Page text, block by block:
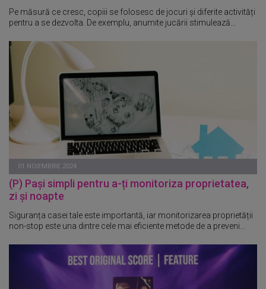
Pe măsură ce cresc, copiii se folosesc de jocuri și diferite activități
pentru a se dezvolta. De exemplu, anumite jucării stimulează...
01 NOIEMBRIE 2024
(P) Pași simpli pentru a-ți monitoriza proprietatea,
zi și noapte
Siguranța casei tale este importantă, iar monitorizarea proprietății
non-stop este una dintre cele mai eficiente metode de a preveni...